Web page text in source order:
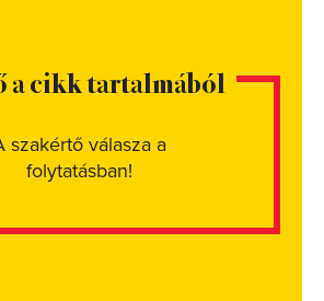
a cikk tartalmából
szakértő válasza a
folytatásban!